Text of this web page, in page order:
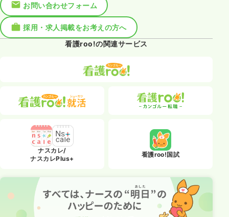
お問い合わせフォーム
採用・求人掲載をお考えの方へ
看護roo!の関連サービス
ナスカレ/
ナスカレPlus+
看護roo!国試